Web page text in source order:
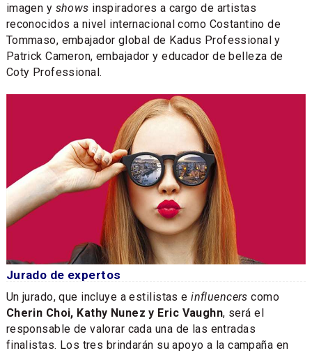
imagen y shows inspiradores a cargo de artistas
reconocidos a nivel internacional como Costantino de
Tommaso, embajador global de Kadus Professional y
Patrick Cameron, embajador y educador de belleza de
Coty Professional.
Jurado de expertos
Un jurado, que incluye a estilistas einfluencers como
Cherin Choi, Kathy Nunez y Eric Vaughn, será el
responsable de valorar cada una de las entradas
finalistas. Los tres brindarán su apoyo a la campaña en